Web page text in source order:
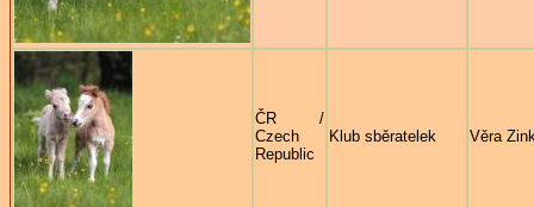
ČR /
Czech
Republic
Klub sběratelek Věra